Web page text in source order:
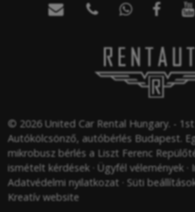
    
© 2026 United Car Rental Hungary. -
Autókölcsönző, autóbérlés Budapest.
mikrobusz bérlés a Liszt Ferenc
ismételt kérdések Ügyfél vélemények
Adatvédelmi nyilatkozat
Süti
Kreatív website